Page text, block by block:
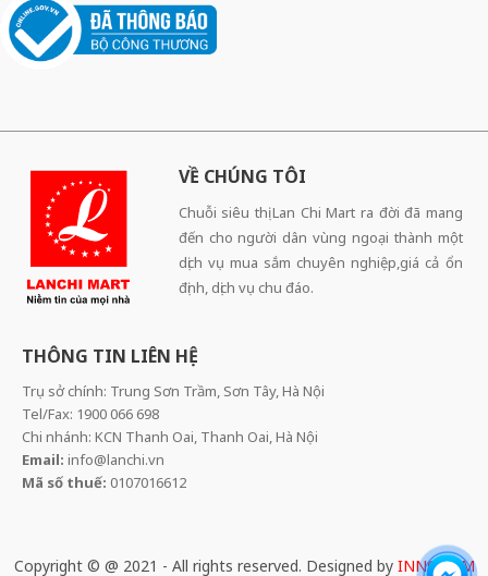
VỀ CHÚNG TÔI
Chuỗi siêu thị Lan Chi Mart ra đời đã mang
đến cho người dân vùng ngoại thành một
dịch vụ mua sắm chuyên nghiệp,giá cả ổn
định, dịch vụ chu đáo.
THÔNG TIN LIÊN HỆ
Trụ sở chính: Trung Sơn Trầm, Sơn Tây, Hà Nội
Tel/Fax: 1900 066 698
Chi nhánh: KCN Thanh Oai, Thanh Oai, Hà Nội
Email: info@lanchi.vn
Mã số thuế: 0107016612
Copyright © @ 2021 - All rights reserved. Designed by INNOCOM